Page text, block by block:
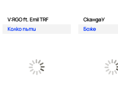
V:RGO ft. Emil TRF
Колко пъти
СкандаУ
Боже